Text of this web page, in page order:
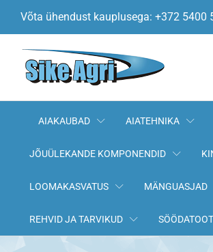
Võta ühendust kauplusega: +372 5400
AIAKAUBAD AIATEHNIKA
JÕUÜLEKANDE KOMPONENDID
LOOMAKASVATUS MÄNGUASJAD
REHVID JA TARVIKUD
Dosaatori